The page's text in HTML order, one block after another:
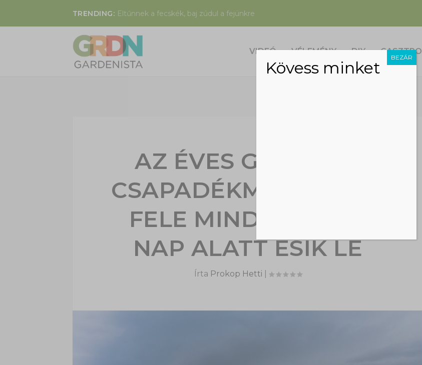
TRENDING: Eltűnnek a fecskék, baj zúdul a fejünkre
VIDEÓ VÉLEMÉNY DIY GASZTRO
AZ ÉVES GLOBÁLIS
CSAPADÉKMENNYISÉG
FELE MINDÖSSZE 12
NAP ALATT ESIK LE
Írta Prokop Hetti
Kövess minket
BEZÁR